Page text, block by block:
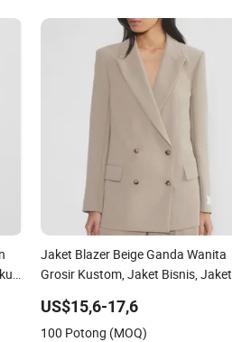
Jaket Blazer Beige Ganda Wanita
Grosir Kustom, Jaket Bisnis, Jaket
Panjang, Setelan Wanita
US$15,6-17,6
100 Potong (MOQ)